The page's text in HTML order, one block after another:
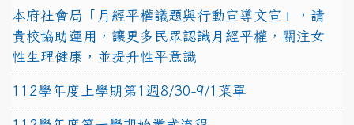
本府社會局「月經平權議題與行動宣導文宣」，請
貴校協助運用，讓更多民眾認識月經平權，關注女
性生理健康，並提升性平意識
112學年度上學期第1週8/30-9/1菜單